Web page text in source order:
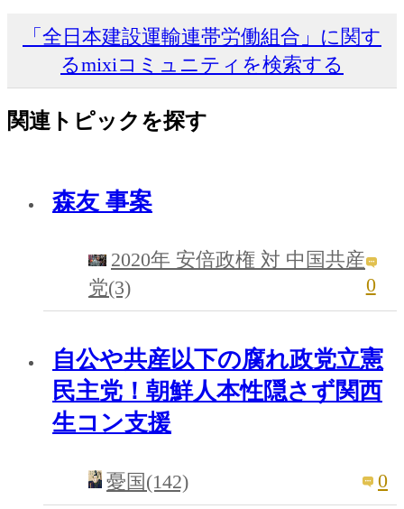
「全日本建設運輸連帯労働組合」に関す
るmixiコミュニティを検索する
関連トピックを探す
森友 事案
2020年 安倍政権 対 中国共産
党(3)
0
自公や共産以下の腐れ政党立憲
民主党！朝鮮人本性隠さず関西
生コン支援
憂国(142) 0